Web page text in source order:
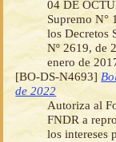
04 DE
Supremo N°
los Decretos
Nº 2619, de
enero de
[BO-DS-N4693]
de 2022
Autoriza al
FNDR a
los intereses